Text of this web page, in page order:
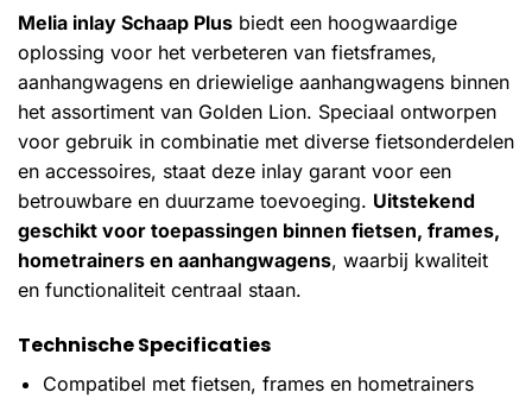
Melia inlay Schaap Plus biedt een hoogwaardige
oplossing voor het verbeteren van fietsframes,
aanhangwagens en driewielige aanhangwagens binnen
het assortiment van Golden Lion. Speciaal ontworpen
voor gebruik in combinatie met diverse fietsonderdelen
en accessoires, staat deze inlay garant voor een
betrouwbare en duurzame toevoeging. Uitstekend
geschikt voor toepassingen binnen fietsen, frames,
hometrainers en aanhangwagens, waarbij kwaliteit
en functionaliteit centraal staan.
Technische Specificaties
Compatibel met fietsen, frames en hometrainers